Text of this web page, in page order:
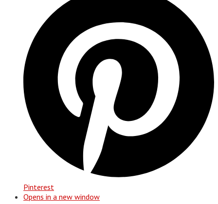
Pinterest
Opens in a new window